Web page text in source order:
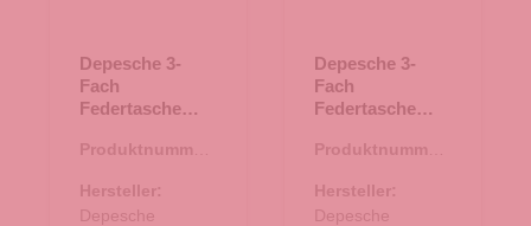
Depesche 3-
Fach
Federtasche
Rosa
Produktnummer:
Hersteller:
Depesche
Depesche 3-
Fach
Federtasche
pink
Produktnummer:
Hersteller:
Depesche